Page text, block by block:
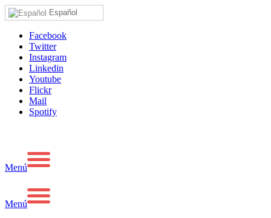
Español
Facebook
Twitter
Instagram
Linkedin
Youtube
Flickr
Mail
Spotify
Menú
Menú